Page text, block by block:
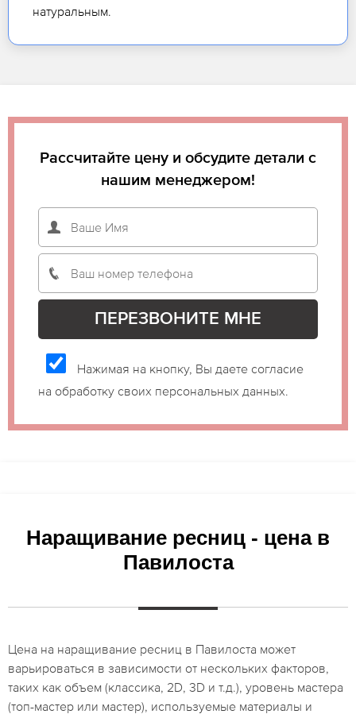
натуральным.
Рассчитайте цену и обсудите детали с
нашим менеджером!
Нажимая на кнопку, Вы даете согласие
на обработку своих персональных данных.
Наращивание ресниц - цена в
Павилоста
Цена на наращивание ресниц в Павилоста может
варьироваться в зависимости от нескольких факторов,
таких как объем (классика, 2D, 3D и т.д.), уровень мастера
(топ-мастер или мастер), используемые материалы и